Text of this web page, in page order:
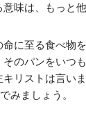
味は、もっと
に至る食べ物
のパンをいつ
リストは言いま
みましょう。